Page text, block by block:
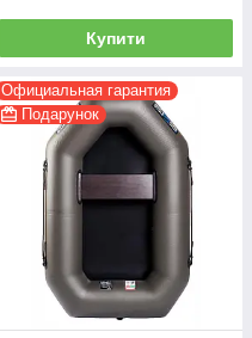
Купити
Официальная гарантия
Подарунок